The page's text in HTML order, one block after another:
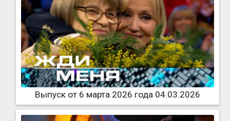
Выпуск от 6 марта 2026 года 04.03.2026